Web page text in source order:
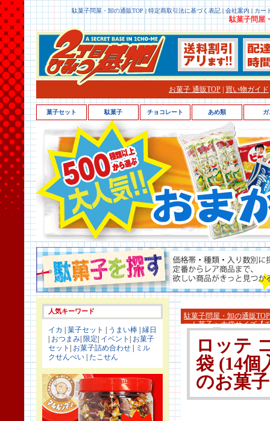
駄菓子問屋・卸の通販TOP | 特定商取引法に基づく表記 | 会社案内 | カー
駄菓子問屋
お菓子 通販TOP 買い物ガイド
人気キーワード
イカ 菓子セット うまい棒 縁日
おつまみ 限定 イベント
お菓子
セット
お菓子詰め合わせ
ミル
クせんべい たこせん
駄菓子問屋・卸の通販TOP
ート菓子>大袋サイズ【
ロッテ
袋 (14個
のお菓